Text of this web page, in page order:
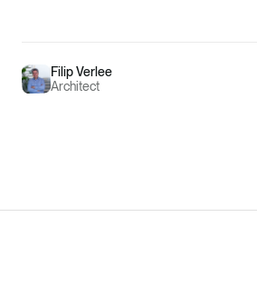
Filip Verlee
Architect